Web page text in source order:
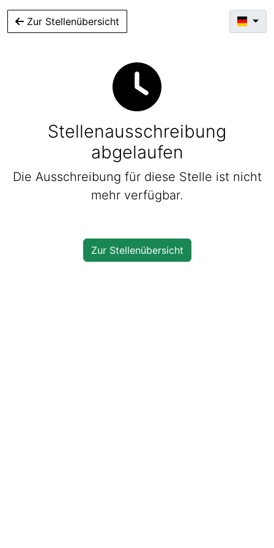
Zur Stellenübersicht
Stellenausschreibung
abgelaufen
Die Ausschreibung für diese Stelle ist nicht
mehr verfügbar.
Zur Stellenübersicht